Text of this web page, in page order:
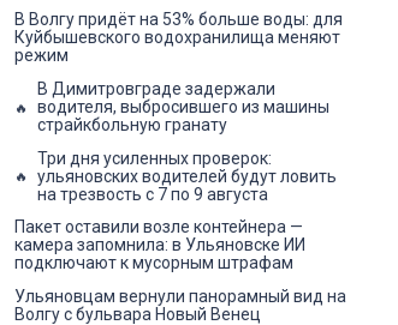
В Волгу придёт на 53% больше воды: для
Куйбышевского водохранилища меняют
режим
В Димитровграде задержали
водителя, выбросившего из машины
страйкбольную гранату
Три дня усиленных проверок:
ульяновских водителей будут ловить
на трезвость с 7 по 9 августа
Пакет оставили возле контейнера —
камера запомнила: в Ульяновске ИИ
подключают к мусорным штрафам
Ульяновцам вернули панорамный вид на
Волгу с бульвара Новый Венец